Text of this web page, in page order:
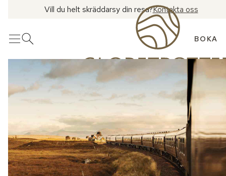
Vill du helt skräddarsy din resa?Kontakta oss
MenyÖppna sök BOKA